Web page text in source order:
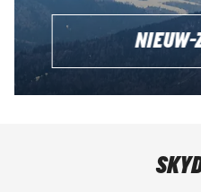
NIEUW-